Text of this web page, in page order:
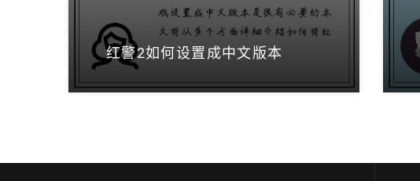
红警2如何设置成中文版本